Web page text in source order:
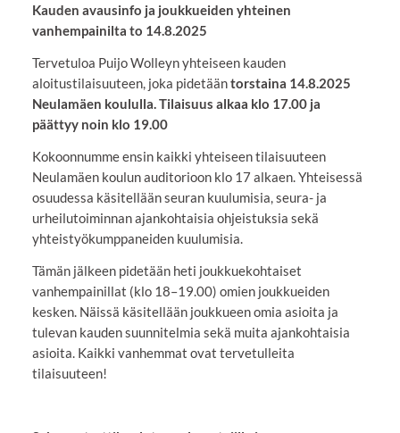
Kauden avausinfo ja joukkueiden yhteinen
vanhempainilta to 14.8.2025
Tervetuloa Puijo Wolleyn yhteiseen kauden
aloitustilaisuuteen, joka pidetääntorstaina 14.8.2025
Neulamäen koululla. Tilaisuus alkaa klo 17.00 ja
päättyy noin klo 19.00
Kokoonnumme ensin kaikki yhteiseen tilaisuuteen
Neulamäen koulun auditorioon klo 17 alkaen. Yhteisessä
osuudessa käsitellään seuran kuulumisia, seura- ja
urheilutoiminnan ajankohtaisia ohjeistuksia sekä
yhteistyökumppaneiden kuulumisia.
Tämän jälkeen pidetään heti joukkuekohtaiset
vanhempainillat (klo 18–19.00) omien joukkueiden
kesken. Näissä käsitellään joukkueen omia asioita ja
tulevan kauden suunnitelmia sekä muita ajankohtaisia
asioita. Kaikki vanhemmat ovat tervetulleita
tilaisuuteen!